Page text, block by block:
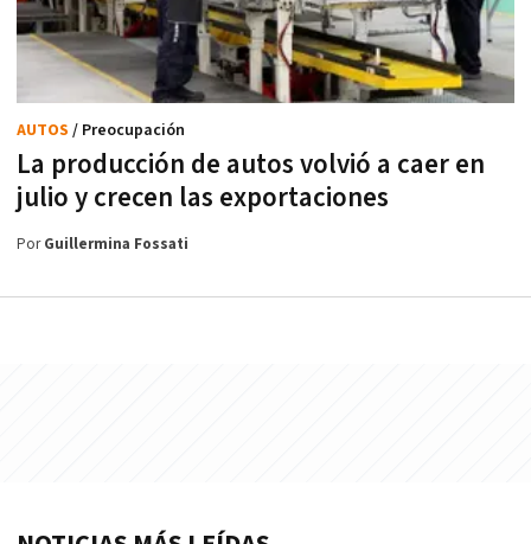
La producción de autos volvió a caer en
julio y crecen las exportaciones
AUTOS / Preocupación
PorGuillermina Fossati